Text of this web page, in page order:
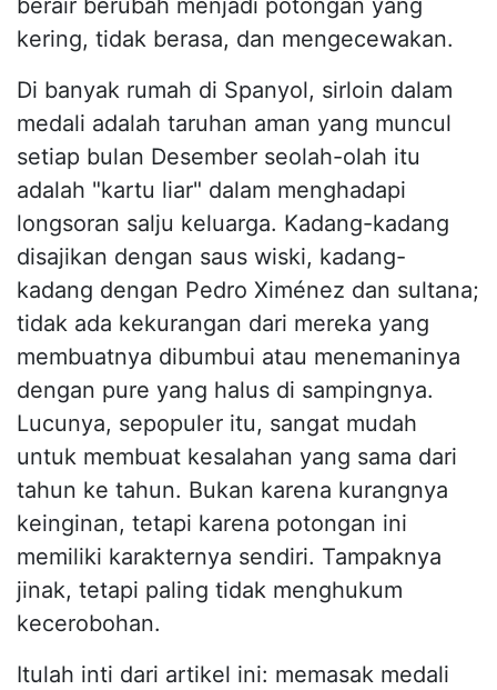
berair berubah menjadi potongan yang
kering, tidak berasa, dan mengecewakan.
Di banyak rumah di Spanyol, sirloin dalam
medali adalah taruhan aman yang muncul
setiap bulan Desember seolah-olah itu
adalah "kartu liar" dalam menghadapi
longsoran salju keluarga. Kadang-kadang
disajikan dengan saus wiski, kadang-
kadang dengan Pedro Ximénez dan sultana;
tidak ada kekurangan dari mereka yang
membuatnya dibumbui atau menemaninya
dengan pure yang halus di sampingnya.
Lucunya, sepopuler itu, sangat mudah
untuk membuat kesalahan yang sama dari
tahun ke tahun. Bukan karena kurangnya
keinginan, tetapi karena potongan ini
memiliki karakternya sendiri. Tampaknya
jinak, tetapi paling tidak menghukum
kecerobohan.
Itulah inti dari artikel ini: memasak medali